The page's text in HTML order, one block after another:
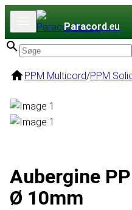
Paracord.eu
PPM Multicord/PPM
Aubergine
Ø 10mm